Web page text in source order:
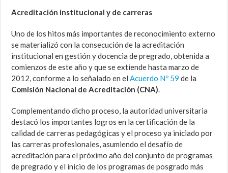
Acreditación institucional y de carreras
Uno de los hitos más importantes de reconocimiento externo
se materializó con la consecución de la acreditación
institucional en gestión y docencia de pregrado, obtenida a
comienzos de este año y que se extiende hasta marzo de
2012, conforme a lo señalado en elAcuerdo Nº 59de la
Comisión Nacional de Acreditación (CNA).
Complementando dicho proceso, la autoridad universitaria
destacó los importantes logros en la certificación de la
calidad de carreras pedagógicas y el proceso ya iniciado por
las carreras profesionales, asumiendo el desafío de
acreditación para el próximo año del conjunto de programas
de pregrado y el inicio de los programas de posgrado más